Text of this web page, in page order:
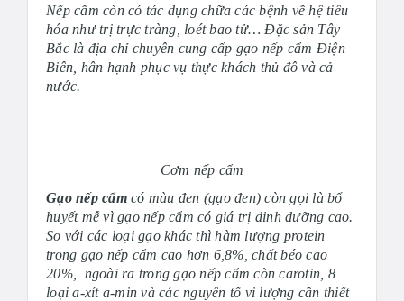
Nếp cẩm còn có tác dụng chữa các bệnh về hệ tiêu
hóa như trị trực tràng, loét bao tử… Đặc sản Tây
Bắc là địa chỉ chuyên cung cấp gạo nếp cẩm Điện
Biên, hân hạnh phục vụ thực khách thủ đô và cả
nước.
Cơm nếp cẩm
Gạo nếp cẩmcó màu đen (gạo đen) còn gọi là bổ
huyết mễ vì gạo nếp cẩm có giá trị dinh dưỡng cao.
So với các loại gạo khác thì hàm lượng protein
trong gạo nếp cẩm cao hơn 6,8%, chất béo cao
20%, ngoài ra trong gạo nếp cẩm còn carotin, 8
loại a-xít a-min và các nguyên tố vi lượng cần thiết